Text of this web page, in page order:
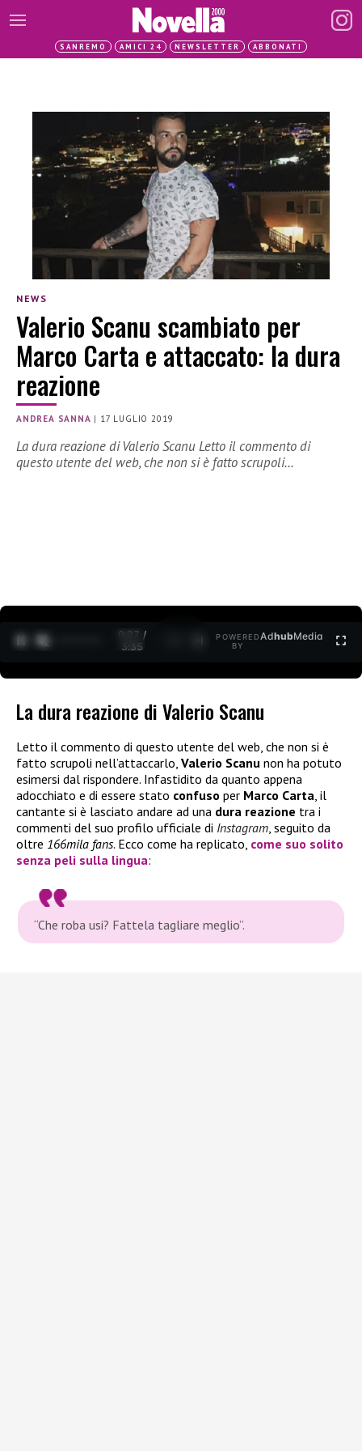
SANREMO AMICI 24 NEWSLETTER ABBONATI
NEWS
Valerio Scanu scambiato per
Marco Carta e attaccato: la dura
reazione
ANDREA SANNA | 17 LUGLIO 2019
La dura reazione di Valerio Scanu Letto il commento di
questo utente del web, che non si è fatto scrupoli…
0:27 /
3:35
POWERED
BY
AdhubMedia
La dura reazione di Valerio Scanu
Letto il commento di questo utente del web, che non si è
fatto scrupoli nell’attaccarlo, Valerio Scanu non ha potuto
esimersi dal rispondere. Infastidito da quanto appena
adocchiato e di essere stato confuso per Marco Carta, il
cantante si è lasciato andare ad una dura reazione tra i
commenti del suo profilo ufficiale di Instagram, seguito da
oltre 166mila fans. Ecco come ha replicato, come suo solito
senza peli sulla lingua:
“Che roba usi? Fattela tagliare meglio”.